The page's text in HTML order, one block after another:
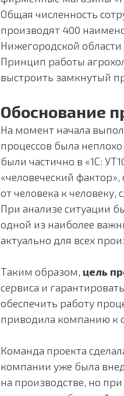
Общая численность
производят 400
Нижегородской
Принцип работы
выстроить замкнутый
Обоснование
На момент начала
процессов была
были частично в «1С:
«человеческий
от человека к
При анализе ситуации
одной из наиболее
актуально для всех
Таким образом, цель
сервиса и
обеспечить работу
приводила компанию к
Команда проекта
компании уже была
на производстве, но